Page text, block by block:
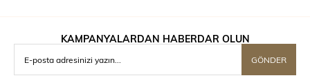
KAMPANYALARDAN HABERDAR OLUN
GÖNDER